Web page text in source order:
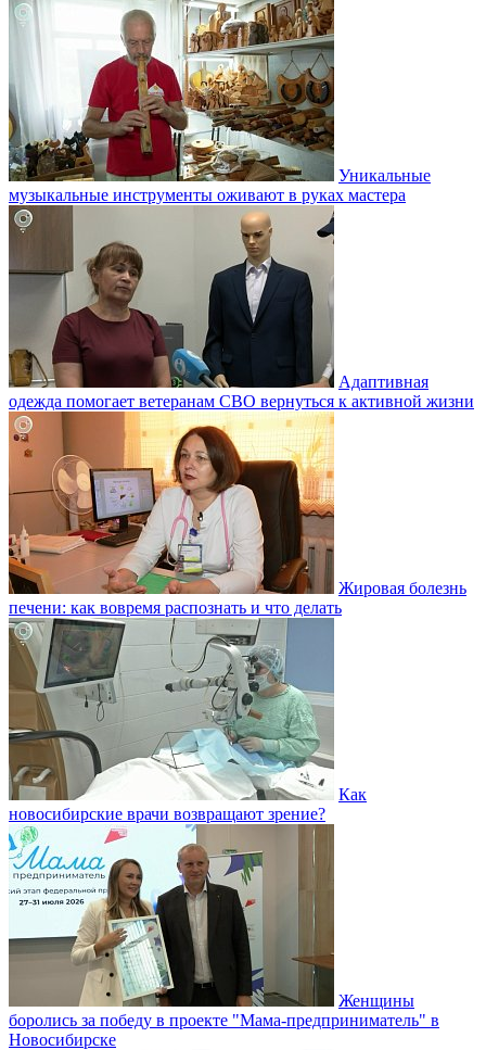
Уникальные
музыкальные инструменты оживают в руках мастера
Адаптивная
одежда помогает ветеранам СВО вернуться к активной жизни
Жировая болезнь
печени: как вовремя распознать и что делать
Как
новосибирские врачи возвращают зрение?
Женщины
боролись за победу в проекте "Мама-предприниматель" в
Новосибирске